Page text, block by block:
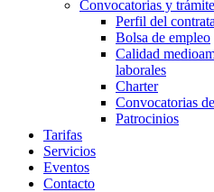
Convocatorias y
Perfil del
Bolsa de empleo
Calidad
laborales
Charter
Convocatorias
Patrocinios
Tarifas
Servicios
Eventos
Contacto